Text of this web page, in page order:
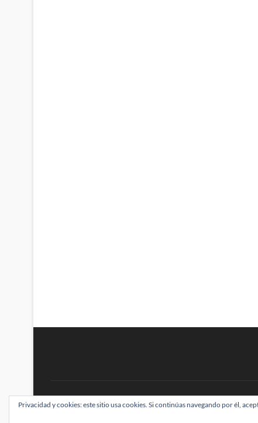
BRAINSTOMPING| Diseñado por:Theme Freesia|WordPress|
Privacidad y cookies: este sitio usa cookies. Si continúas navegando por él,